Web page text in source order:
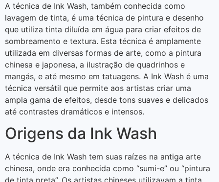
A técnica de Ink Wash, também conhecida como
lavagem de tinta, é uma técnica de pintura e desenho
que utiliza tinta diluída em água para criar efeitos de
sombreamento e textura. Esta técnica é amplamente
utilizada em diversas formas de arte, como a pintura
chinesa e japonesa, a ilustração de quadrinhos e
mangás, e até mesmo em tatuagens. A Ink Wash é uma
técnica versátil que permite aos artistas criar uma
ampla gama de efeitos, desde tons suaves e delicados
até contrastes dramáticos e intensos.
Origens da Ink Wash
A técnica de Ink Wash tem suas raízes na antiga arte
chinesa, onde era conhecida como “sumi-e” ou “pintura